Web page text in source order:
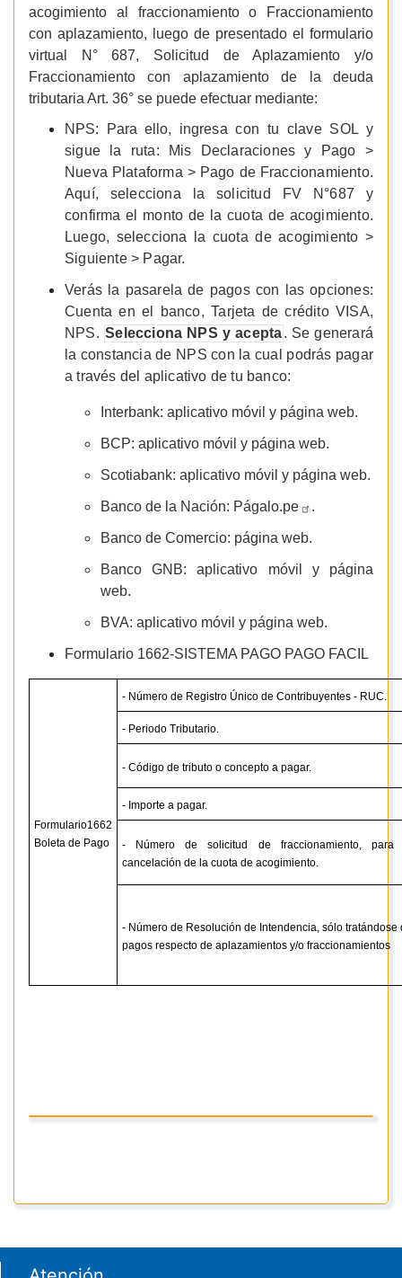
acogimiento al fraccionamiento o Fraccionamiento
con aplazamiento, luego de presentado el formulario
virtual N° 687, Solicitud de Aplazamiento y/o
Fraccionamiento con aplazamiento de la deuda
tributaria Art. 36° se puede efectuar mediante:
NPS: Para ello, ingresa con tu clave SOL y
sigue la ruta: Mis Declaraciones y Pago >
Nueva Plataforma > Pago de Fraccionamiento.
Aquí, selecciona la solicitud FV N°687 y
confirma el monto de la cuota de acogimiento.
Luego, selecciona la cuota de acogimiento >
Siguiente > Pagar.
Verás la pasarela de pagos con las opciones:
Cuenta en el banco, Tarjeta de crédito VISA,
NPS. Selecciona NPS y acepta. Se generará
la constancia de NPS con la cual podrás pagar
a través del aplicativo de tu banco:
Interbank: aplicativo móvil y página web.
BCP: aplicativo móvil y página web.
Scotiabank: aplicativo móvil y página web.
Banco de la Nación: Págalo.pe .
Banco de Comercio: página web.
Banco GNB: aplicativo móvil y página
web.
BVA: aplicativo móvil y página web.
Formulario 1662-SISTEMA PAGO PAGO FACIL
Formulario1662
Boleta de Pago
- Número de Registro Único de Contribuyentes - RUC.
- Periodo Tributario.
- Código de tributo o concepto a pagar.
- Importe a pagar.
- Número de solicitud de fraccionamiento, para
cancelación de la cuota de acogimiento.
- Número de Resolución de Intendencia, sólo tratándose
pagos respecto de aplazamientos y/o fraccionamientos